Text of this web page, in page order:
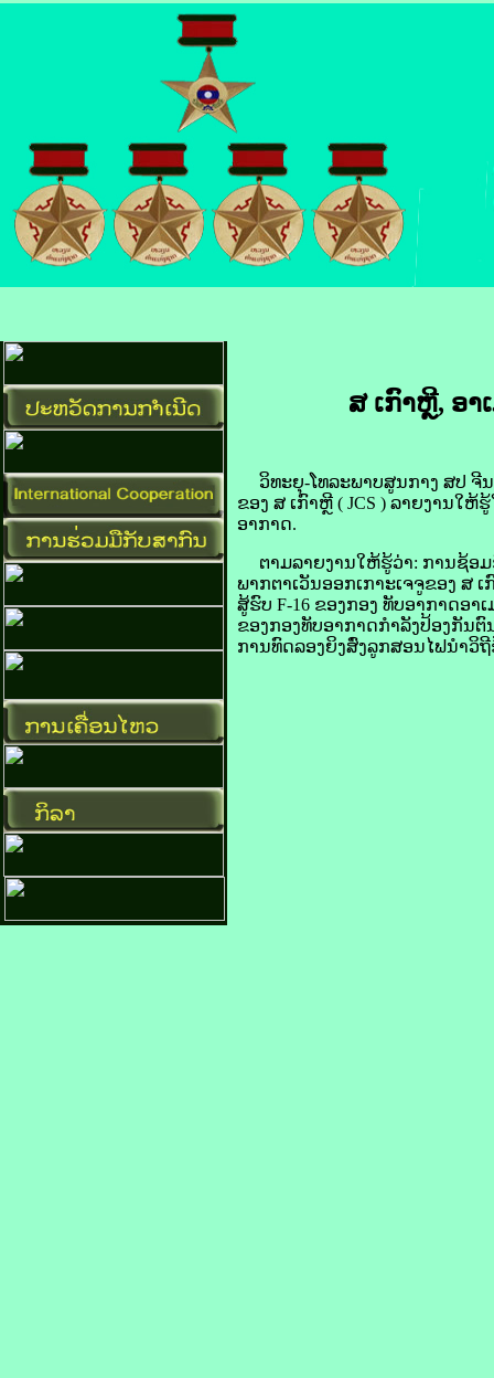
ສ ເກົາຫຼີ, ອ
ວິທະຍຸ-ໂທລະພາບ​ສູນ​ກາງ ​ສປ ຈີນ
ຂອງ ​ສ​ ເກົາຫຼີ ( JCS ) ລາຍ​ງານ​ໃ
​ອາກາດ.
ຕາມ​ລາຍ​ງານ​ໃຫ້​ຮູ້​ວ່າ: ການ​ຊ້ອມ​
ພາກ​ຕາເວັນ​ອອກ​ເກາະ​ເຈ​ຈູ​ຂອງ ສ
ສູ້​ຮົບ F-16 ຂອງ​ກອງ ທັບ​ອາກາດ​ອາ​
ຂອງ​ກອງທັບ​ອາກາດ​ກຳລັງ​ປ້ອງ​ກັນ​
ການ​ທົດ​ລອງ​ຍິງ​ສົ່ງ​ລູກ​ສອນ​ໄຟ​ນຳ​ວິ